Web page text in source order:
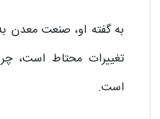
به گفته او، صنعت معدن
تغییرات محتاط است،
است.